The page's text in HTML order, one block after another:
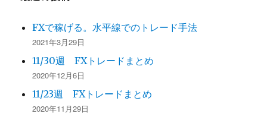
FXで稼げる。水平線でのトレード手法
2021年3月29日
11/30週 FXトレードまとめ
2020年12月6日
11/23週 FXトレードまとめ
2020年11月29日